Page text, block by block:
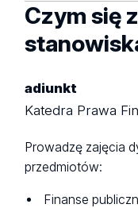
Czym się
adiunkt
Katedra Prawa
Prowadzę zajęcia
przedmiotów:
Finanse